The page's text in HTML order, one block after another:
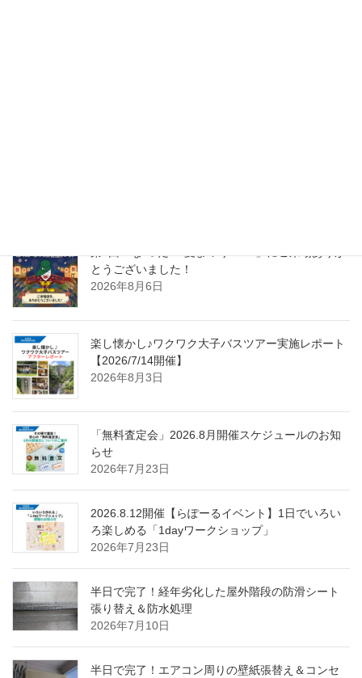
とうございました！
2026年8月6日
楽し懐かし♪ワクワク大子バスツアー実施レポート
【2026/7/14開催】
2026年8月3日
「無料査定会」2026.8月開催スケジュールのお知
らせ
2026年7月23日
2026.8.12開催【らぽーるイベント】1日でいろい
ろ楽しめる「1dayワークショップ」
2026年7月23日
半日で完了！経年劣化した屋外階段の防滑シート
張り替え＆防水処理
2026年7月10日
半日で完了！エアコン周りの壁紙張替え＆コンセ